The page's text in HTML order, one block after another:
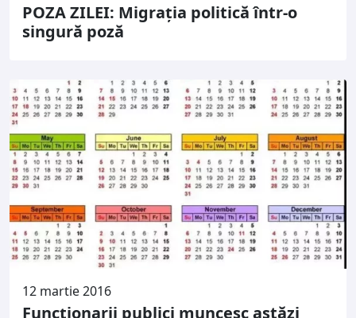
POZA ZILEI: Migrația politică într-o
singură poză
12 martie 2016
Funcţionarii publici muncesc astăzi